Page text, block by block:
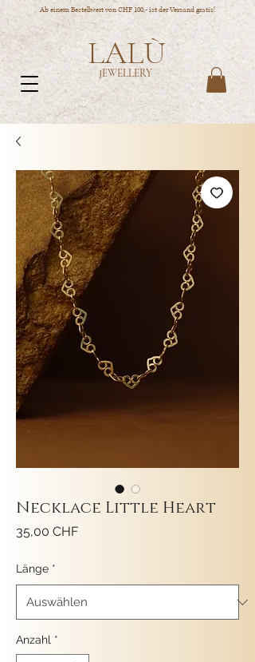
Ab einem Bestellwert von CHF 100,- ist der Versand gratis!
LALÙ
JEWELLERY
Necklace Little Heart
35,00 CHFPreis
Länge *
Anzahl *